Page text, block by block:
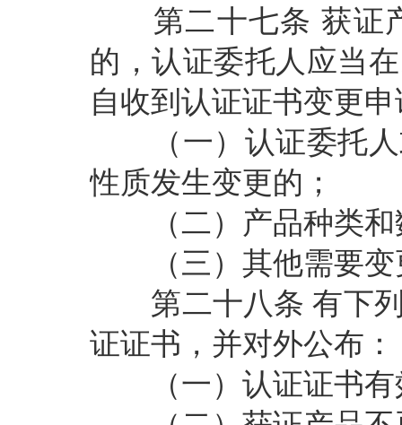
第二十七条 获证
的，认证委托人应当在
自收到认证证书变更
（一）认证委托人
性质发生变更的；
（二）产品种类和
（三）其他需要变
第二十八条 有下
证证书，并对外公布：
（一）认证证书有